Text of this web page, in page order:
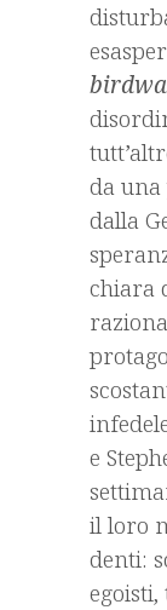
da una
dalla
chiara
e
il loro
denti: